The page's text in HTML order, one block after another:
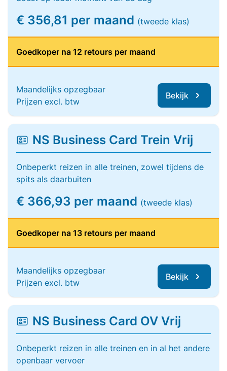
€ 356,81 per maand (tweede klas)
Goedkoper na 12 retours per maand
Maandelijks opzegbaar
Prijzen excl. btw
Bekijk
NS Business Card Trein Vrij
Onbeperkt reizen in alle treinen, zowel tijdens de
spits als daarbuiten
€ 366,93 per maand (tweede klas)
Goedkoper na 13 retours per maand
Maandelijks opzegbaar
Prijzen excl. btw
Bekijk
NS Business Card OV Vrij
Onbeperkt reizen in alle treinen en in al het andere
openbaar vervoer